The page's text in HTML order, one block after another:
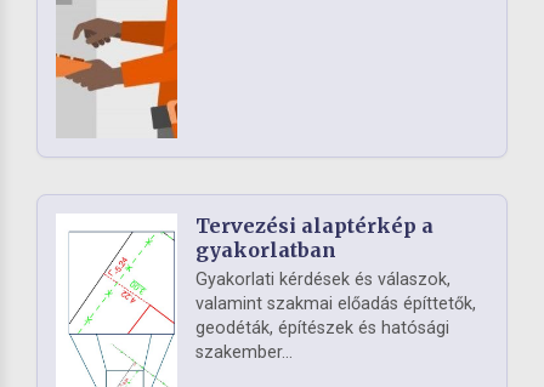
Tervezési alaptérkép a
gyakorlatban
Gyakorlati kérdések és válaszok,
valamint szakmai előadás építtetők,
geodéták, építészek és hatósági
szakember...